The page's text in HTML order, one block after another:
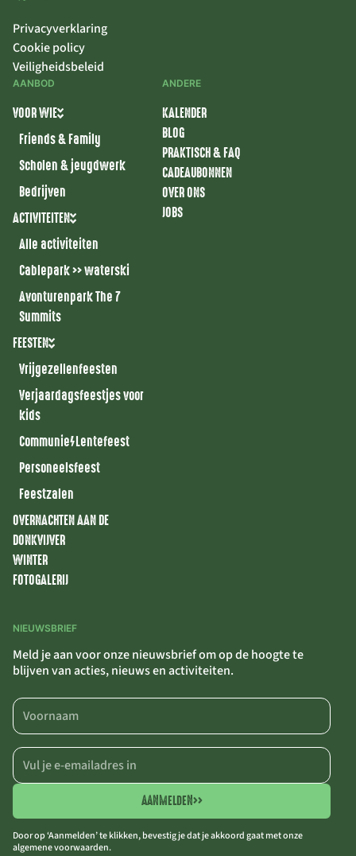
Privacyverklaring
Cookie policy
Veiligheidsbeleid
AANBOD
VOOR WIE
Friends & Family
Scholen & jeugdwerk
Bedrijven
ACTIVITEITEN
Alle activiteiten
Cablepark >> waterski
Avonturenpark The 7
Summits
FEESTEN
Vrijgezellenfeesten
Verjaardagsfeestjes voor
kids
Communie/Lentefeest
Personeelsfeest
Feestzalen
OVERNACHTEN AAN DE
DONKVIJVER
WINTER
FOTOGALERIJ
ANDERE
KALENDER
BLOG
PRAKTISCH & FAQ
CADEAUBONNEN
OVER ONS
JOBS
NIEUWSBRIEF
Meld je aan voor onze nieuwsbrief om op de hoogte te
blijven van acties, nieuws en activiteiten.
Door op ‘Aanmelden’ te klikken, bevestig je dat je akkoord gaat met onze
algemene voorwaarden.
AANMELDEN>>